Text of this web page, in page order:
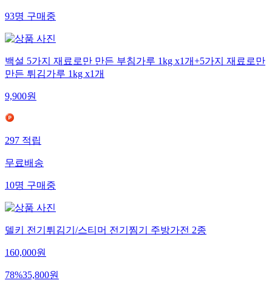
93명 구매중
백설 5가지 재료로만 만든 부침가루 1kg x1개+5가지 재료로만
만든 튀김가루 1kg x1개
9,900원
297 적립
무료배송
10명 구매중
델키 전기튀김기/스티머 전기찜기 주방가전 2종
160,000원
78%35,800원